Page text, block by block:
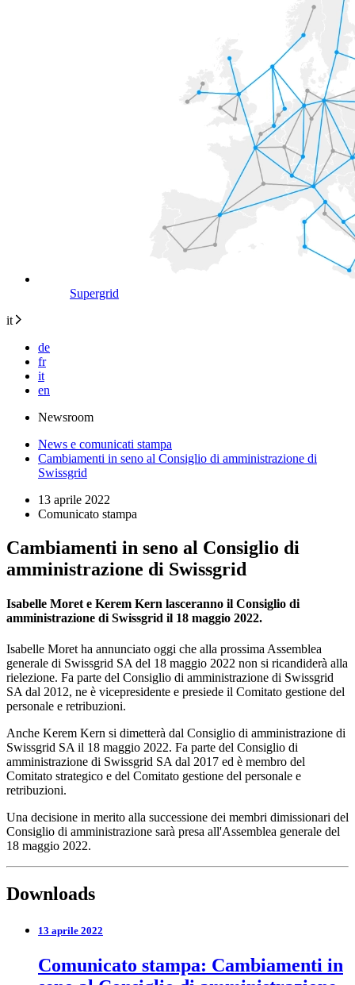
Supergrid
it
de
fr
it
en
Newsroom
News e comunicati stampa
Cambiamenti in seno al Consiglio di amministrazione di
Swissgrid
13 aprile 2022
Comunicato stampa
Cambiamenti in seno al Consiglio di
amministrazione di Swissgrid
Isabelle Moret e Kerem Kern lasceranno il Consiglio di
amministrazione di Swissgrid il 18 maggio 2022.
Isabelle Moret ha annunciato oggi che alla prossima Assemblea
generale di Swissgrid SA del 18 maggio 2022 non si ricandiderà alla
rielezione. Fa parte del Consiglio di amministrazione di Swissgrid
SA dal 2012, ne è vicepresidente e presiede il Comitato gestione del
personale e retribuzioni.
Anche Kerem Kern si dimetterà dal Consiglio di amministrazione di
Swissgrid SA il 18 maggio 2022. Fa parte del Consiglio di
amministrazione di Swissgrid SA dal 2017 ed è membro del
Comitato strategico e del Comitato gestione del personale e
retribuzioni.
Una decisione in merito alla successione dei membri dimissionari del
Consiglio di amministrazione sarà presa all'Assemblea generale del
18 maggio 2022.
Downloads
13 aprile 2022
Comunicato stampa: Cambiamenti in